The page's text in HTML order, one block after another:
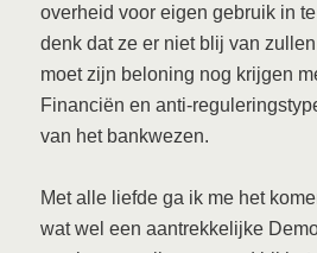
overheid voor eigen gebruik in
denk dat ze er niet blij van
moet zijn beloning nog krijgen
Financiën en anti-
van het bankwezen.
Met alle liefde ga ik me het
wat wel een aantrekkelijke